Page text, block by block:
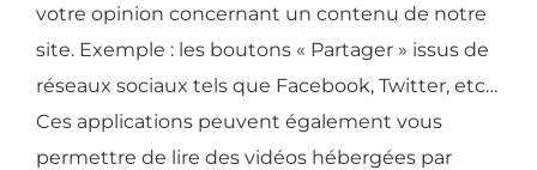
votre opinion concernant un contenu de notre
site. Exemple : les boutons « Partager » issus de
réseaux sociaux tels que Facebook, Twitter, etc…
Ces applications peuvent également vous
permettre de lire des vidéos hébergées par